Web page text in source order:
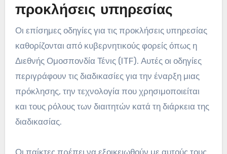
προκλήσεις υπηρεσίας
Οι επίσημες οδηγίες για τις προκλήσεις υπηρεσίας
καθορίζονται από κυβερνητικούς φορείς όπως η
Διεθνής Ομοσπονδία Τένις (ITF). Αυτές οι οδηγίες
περιγράφουν τις διαδικασίες για την έναρξη μιας
πρόκλησης, την τεχνολογία που χρησιμοποιείται
και τους ρόλους των διαιτητών κατά τη διάρκεια της
διαδικασίας.